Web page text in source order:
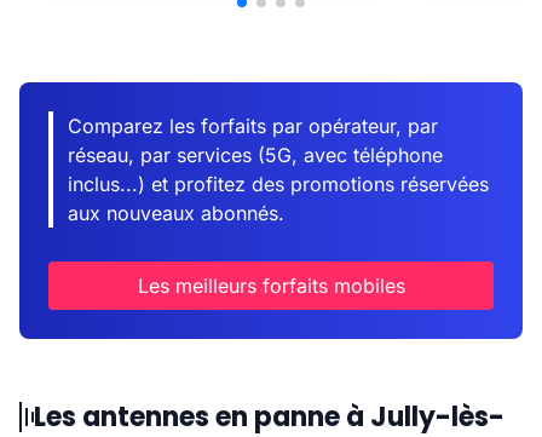
Comparez les forfaits par opérateur, par
réseau, par services (5G, avec téléphone
inclus...) et profitez des promotions réservées
aux nouveaux abonnés.
Les meilleurs forfaits mobiles
Les antennes en panne à Jully-lès-